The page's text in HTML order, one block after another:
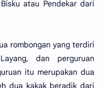
atau Pendekar dari
rombongan yang terdiri
dan perguruan
itu merupakan dua
dua kakak beradik dari